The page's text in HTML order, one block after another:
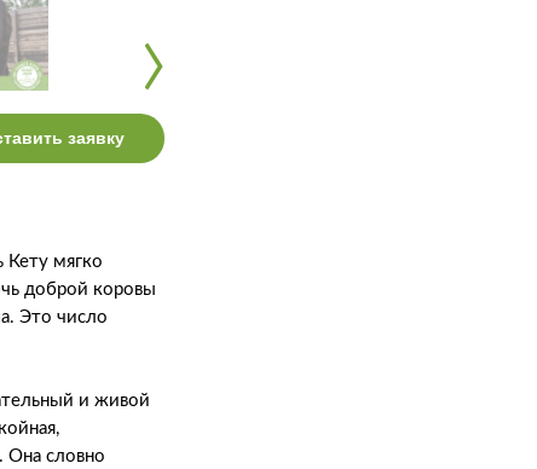
‹
‹
Кету мягко
доброй коровы
Это число
и живой
Она словно
заявку